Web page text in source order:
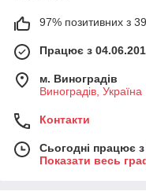
97% позитивних з 39
Працює з
м. Виноградів
Виноградів, Україна
Контакти
Сьогодні працює
Показати весь